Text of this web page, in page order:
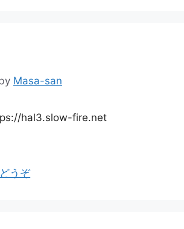
Masa-san
hal3.slow-fire.net
うぞ